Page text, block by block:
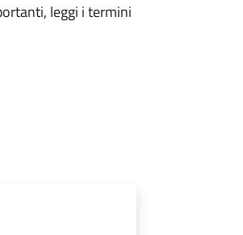
leggi i termini